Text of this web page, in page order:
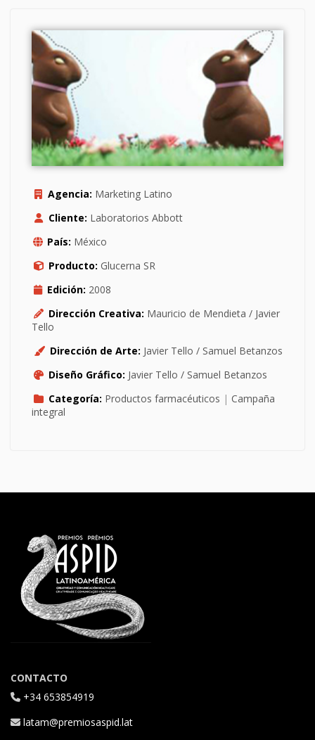
Agencia: Marketing Latino
Cliente: Laboratorios Abbott
País: México
Producto: Glucerna SR
Edición: 2008
Dirección Creativa: Mauricio de Mendieta / Javier
Tello
Dirección de Arte: Javier Tello / Samuel Betanzos
Diseño Gráfico: Javier Tello / Samuel Betanzos
Categoría: Productos farmacéuticos | Campaña
integral
CONTACTO
+34 653854919
latam@premiosaspid.lat